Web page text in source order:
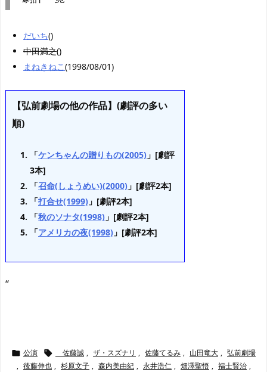
だいち()
中田満之()
まねきねこ(1998/08/01)
【弘前劇場の他の作品】(劇評の多い
順)
「ケンちゃんの贈りもの(2005) 」[劇評
3本]
「召命(しょうめい)(2000) 」[劇評2本]
「打合せ(1999) 」[劇評2本]
「秋のソナタ(1998) 」[劇評2本]
「アメリカの夜(1998) 」[劇評2本]
“
 公演  佐藤誠 , ザ・スズナリ , 佐藤てるみ , 山田竜大 , 弘前劇場
, 後藤伸也 , 杉原文子 , 森内美由紀 , 永井浩仁 , 畑澤聖悟 , 福士賢治 ,